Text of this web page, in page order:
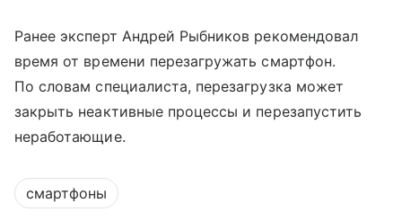
Ранее эксперт Андрей Рыбников рекомендовал
время от времени перезагружать смартфон.
По словам специалиста, перезагрузка может
закрыть неактивные процессы и перезапустить
неработающие.
смартфоны